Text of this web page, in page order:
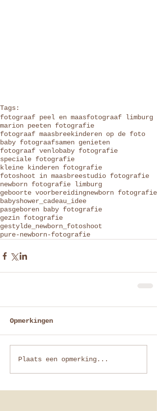
Tags:
fotograaf peel en maasfotograaf limburg
marion peeten fotografie
fotograaf maasbreekinderen op de foto
baby fotograafsamen genieten
fotograaf venlobaby fotografie
speciale fotografie
kleine kinderen fotografie
fotoshoot in maasbreestudio fotografie
newborn fotografie limburg
geboorte voorbereidingnewborn fotografie
babyshower_cadeau_idee
pasgeboren baby fotografie
gezin fotografie
gestylde_newborn_fotoshoot
pure-newborn-fotografie
Opmerkingen
Plaats een opmerking...